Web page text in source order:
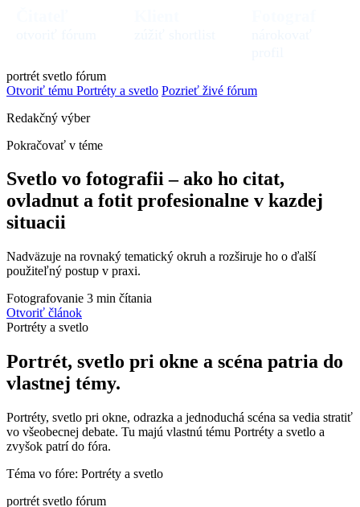
portrét svetlo fórum
Otvoriť tému Portréty a svetlo Pozrieť živé fórum
Redakčný výber
Pokračovať v téme
Svetlo vo fotografii – ako ho citat,
ovladnut a fotit profesionalne v kazdej
situacii
Nadväzuje na rovnaký tematický okruh a rozširuje ho o ďalší
použiteľný postup v praxi.
Fotografovanie 3 min čítania
Otvoriť článok
Portréty a svetlo
Portrét, svetlo pri okne a scéna patria do
vlastnej témy.
Portréty, svetlo pri okne, odrazka a jednoduchá scéna sa vedia stratiť
vo všeobecnej debate. Tu majú vlastnú tému Portréty a svetlo a
zvyšok patrí do fóra.
Téma vo fóre: Portréty a svetlo
portrét svetlo fórum